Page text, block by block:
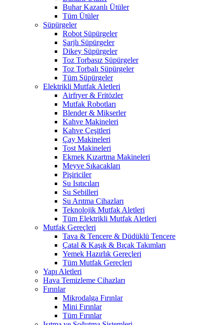
Buhar Kazanlı Ütüler
Tüm Ütüler
Süpürgeler
Robot Süpürgeler
Şarjlı Süpürgeler
Dikey Süpürgeler
Toz Torbasız Süpürgeler
Toz Torbalı Süpürgeler
Tüm Süpürgeler
Elektrikli Mutfak Aletleri
Airfryer & Fritözler
Mutfak Robotları
Blender & Mikserler
Kahve Makineleri
Kahve Çeşitleri
Çay Makineleri
Tost Makineleri
Ekmek Kızartma Makineleri
Meyve Sıkacakları
Pişiriciler
Su Isıtıcıları
Su Sebilleri
Su Arıtma Cihazları
Teknolojik Mutfak Aletleri
Tüm Elektrikli Mutfak Aletleri
Mutfak Gereçleri
Tava & Tencere & Düdüklü Tencere
Çatal & Kaşık & Bıçak Takımları
Yemek Hazırlık Gereçleri
Tüm Mutfak Gereçleri
Yapı Aletleri
Hava Temizleme Cihazları
Fırınlar
Mikrodalga Fırınlar
Mini Fırınlar
Tüm Fırınlar